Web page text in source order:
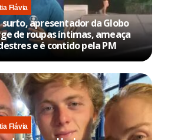
Flávia
surto, apresentador da Globo
de roupas íntimas, ameaça
e é contido pela PM
Flávia